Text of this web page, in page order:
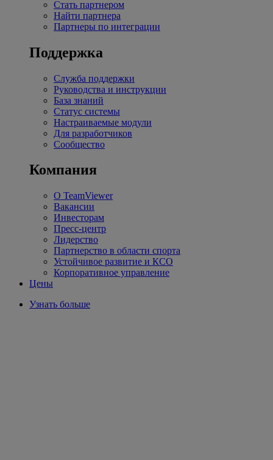
Стать партнером
Найти партнера
Партнеры по интеграции
Поддержка
Служба поддержки
Руководства и инструкции
База знаний
Статус системы
Настраиваемые модули
Для разработчиков
Сообщество
Компания
О TeamViewer
Вакансии
Инвесторам
Пресс-центр
Лидерство
Партнерство в области спорта
Устойчивое развитие и КСО
Корпоративное управление
Цены
Узнать больше